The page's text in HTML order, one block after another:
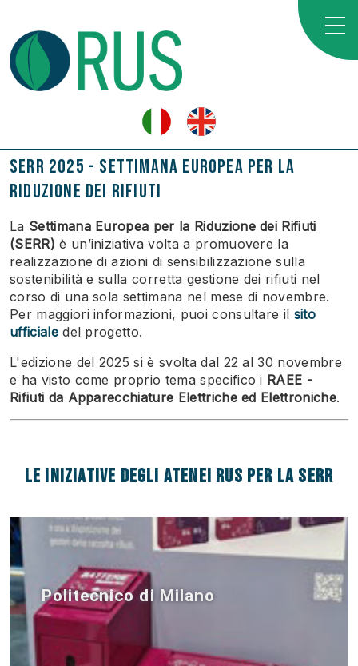
SERR 2025 - Settimana Europea per la
Riduzione dei Rifiuti
La Settimana Europea per la Riduzione dei Rifiuti
(SERR) è un’iniziativa volta a promuovere la
realizzazione di azioni di sensibilizzazione sulla
sostenibilità e sulla corretta gestione dei rifiuti nel
corso di una sola settimana nel mese di novembre.
Per maggiori informazioni, puoi consultare il sito
ufficialedel progetto.
L'edizione del 2025 si è svolta dal 22 al 30 novembre
e ha visto come proprio tema specifico i RAEE -
Rifiuti da Apparecchiature Elettriche ed Elettroniche.
Le iniziative degli Atenei RUS per la SERR
Politecnico di Milano